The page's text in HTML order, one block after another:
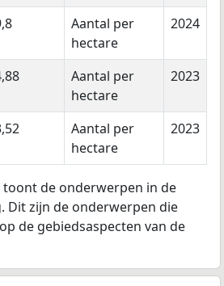
Aantal per
hectare
2024
Aantal per
hectare
2023
Aantal per
hectare
2023
toont de onderwerpen in de
Dit zijn de onderwerpen die
de gebiedsaspecten van de